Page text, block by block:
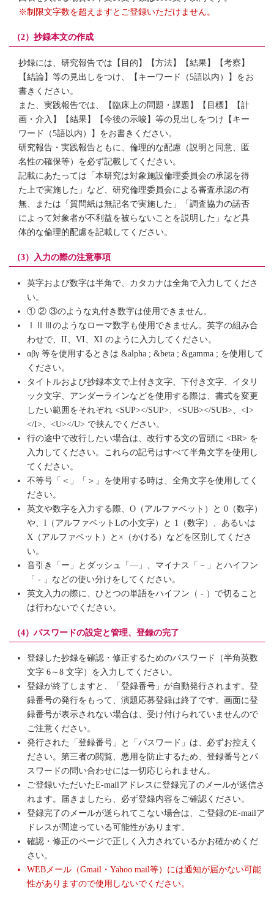
※制限文字数を超えますとご登録いただけません。
（2）抄録本文の作成
抄録には、研究報告では【目的】【方法】【結果】【考察】
【結論】等の見出しをつけ、【キーワード（5語以内）】をお
書きください。
また、実践報告では、【臨床上の問題・課題】【目標】【計
画・介入】【結果】【今後の示唆】等の見出しをつけ【キー
ワード（5語以内）】をお書きください。
研究報告・実践報告ともに、倫理的な配慮（説明と同意、匿
名性の確保等）を必ず記載してください。
記載にあたっては「本研究は対象施設倫理委員会の承認を得
た上で実施した」など、研究倫理委員会による審査承認の有
無、または「質問紙は無記名で実施した」「調査協力の諾否
によって対象者が不利益を被らないことを説明した」など具
体的な倫理的配慮を記載してください。
（3）入力の際の注意事項
英字および数字は半角で、カタカナは全角で入力してくださ
い。
① ② ③のような丸付き数字は使用できません。
ⅠⅡⅢのようなローマ数字も使用できません。英字の組み合
わせで、II、VI、XI のように入力してください。
αβγ 等を使用するときは &alpha ; &beta ; &gamma ; を使用して
ください。
タイトルおよび抄録本文で上付き文字、下付き文字、イタリ
ック文字、アンダーラインなどを使用する際は、書式を変更
したい範囲をそれぞれ <SUP></SUP>、<SUB></SUB>、<I>
</I>、<U></U> で挟んでください。
行の途中で改行したい場合は、改行する文の冒頭に <BR> を
入力してください。これらの記号はすべて半角文字を使用し
てください。
不等号「＜」「＞」を使用する時は、全角文字を使用してく
ださい。
英文や数字を入力する際、O（アルファベット）と 0（数字）
や、l（アルファベットLの小文字）と 1（数字）、あるいは
X（アルファベット）と×（かける）などを区別してくださ
い。
音引き「ー」とダッシュ「―」、マイナス「－」とハイフン
「 - 」などの使い分けをしてください。
英文入力の際に、ひとつの単語をハイフン（ - ）で切ること
は行わないでください。
（4）パスワードの設定と管理、登録の完了
登録した抄録を確認・修正するためのパスワード（半角英数
文字 6～8 文字）を入力してください。
登録が終了しますと、「登録番号」が自動発行されます。登
録番号の発行をもって、演題応募登録は終了です。画面に登
録番号が表示されない場合は、受け付けられていませんので
ご注意ください。
発行された「登録番号」と「パスワード」は、必ずお控えく
ださい。第三者の閲覧、悪用を防止するため、登録番号とパ
スワードの問い合わせには一切応じられません。
ご登録いただいたE-mailアドレスに登録完了のメールが送信さ
れます。届きましたら、必ず登録内容をご確認ください。
登録完了のメールが送られてこない場合は、ご登録のE-mailア
ドレスが間違っている可能性があります。
確認・修正のページで正しく入力されているかお確かめくだ
さい。
WEBメール（Gmail・Yahoo mail等）には通知が届かない可能
性がありますので使用しないでください。